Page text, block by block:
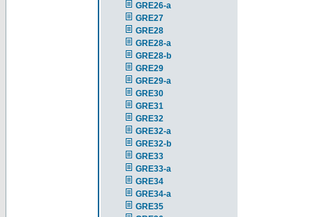
GRE26-a
GRE27
GRE28
GRE28-a
GRE28-b
GRE29
GRE29-a
GRE30
GRE31
GRE32
GRE32-a
GRE32-b
GRE33
GRE33-a
GRE34
GRE34-a
GRE35